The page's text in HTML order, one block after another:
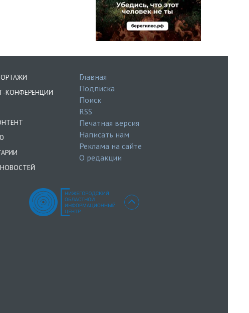
КОНФЕРЕНЦИИ
Главная
Подписка
Поиск
RSS
Печатная версия
Написать нам
Реклама на сайте
О редакции